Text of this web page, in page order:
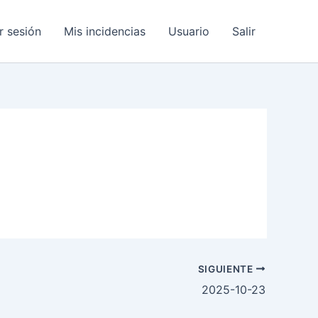
sesión Mis incidencias Usuario Salir
SIGUIENTE
2025-10-23